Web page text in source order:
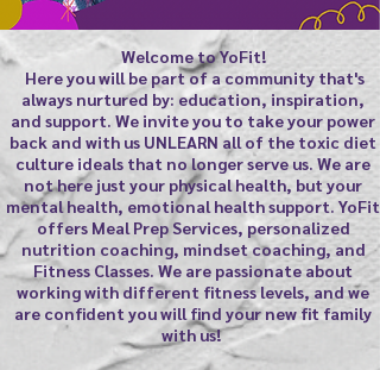
Welcome to YoFit!
Here you will be part of a community that's
always nurtured by: education, inspiration,
and support. We invite you to take your power
back and with us UNLEARN all of the toxic diet
culture ideals that no longer serve us. We are
not here just your physical health, but your
mental health, emotional health support. YoFit
offers Meal Prep Services, personalized
nutrition coaching, mindset coaching, and
Fitness Classes. We are passionate about
working with different fitness levels, and we
are confident you will find your new fit family
with us!